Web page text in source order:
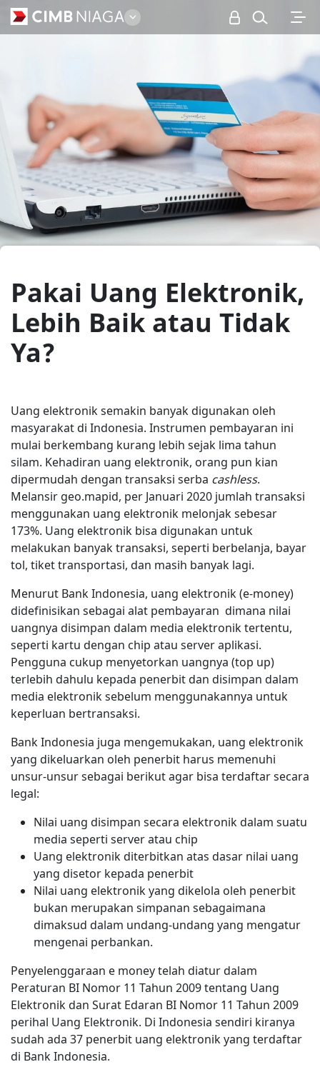
Personal
Pakai Uang Elektronik,
Lebih Baik atau Tidak
Ya?
Uang elektronik semakin banyak digunakan oleh
masyarakat di Indonesia. Instrumen pembayaran ini
mulai berkembang kurang lebih sejak lima tahun
silam. Kehadiran uang elektronik, orang pun kian
dipermudah dengan transaksi serba cashless.
Melansir geo.mapid, per Januari 2020 jumlah transaksi
menggunakan uang elektronik melonjak sebesar
173%. Uang elektronik bisa digunakan untuk
melakukan banyak transaksi, seperti berbelanja, bayar
tol, tiket transportasi, dan masih banyak lagi.
Menurut Bank Indonesia, uang elektronik (e-money)
didefinisikan sebagai alat pembayaran dimana nilai
uangnya disimpan dalam media elektronik tertentu,
seperti kartu dengan chip atau server aplikasi.
Pengguna cukup menyetorkan uangnya (top up)
terlebih dahulu kepada penerbit dan disimpan dalam
media elektronik sebelum menggunakannya untuk
keperluan bertransaksi.
Bank Indonesia juga mengemukakan, uang elektronik
yang dikeluarkan oleh penerbit harus memenuhi
unsur-unsur sebagai berikut agar bisa terdaftar secara
legal:
Nilai uang disimpan secara elektronik dalam suatu
media seperti server atau chip
Uang elektronik diterbitkan atas dasar nilai uang
yang disetor kepada penerbit
Nilai uang elektronik yang dikelola oleh penerbit
bukan merupakan simpanan sebagaimana
dimaksud dalam undang-undang yang mengatur
mengenai perbankan.
Penyelenggaraan e money telah diatur dalam
Peraturan BI Nomor 11 Tahun 2009 tentang Uang
Elektronik dan Surat Edaran BI Nomor 11 Tahun 2009
perihal Uang Elektronik. Di Indonesia sendiri kiranya
sudah ada 37 penerbit uang elektronik yang terdaftar
di Bank Indonesia.